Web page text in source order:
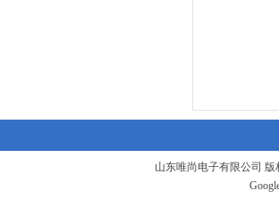
山东唯尚电子有限公司